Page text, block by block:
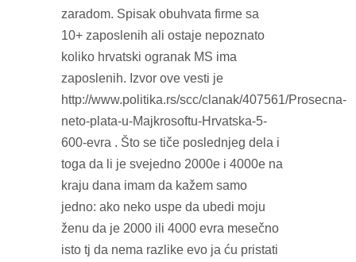
zaradom. Spisak obuhvata firme sa
10+ zaposlenih ali ostaje nepoznato
koliko hrvatski ogranak MS ima
zaposlenih. Izvor ove vesti je
http://www.politika.rs/scc/clanak/407561/Prosecna-
neto-plata-u-Majkrosoftu-Hrvatska-5-
600-evra . Što se tiče poslednjeg dela i
toga da li je svejedno 2000e i 4000e na
kraju dana imam da kažem samo
jedno: ako neko uspe da ubedi moju
ženu da je 2000 ili 4000 evra mesečno
isto tj da nema razlike evo ja ću pristati